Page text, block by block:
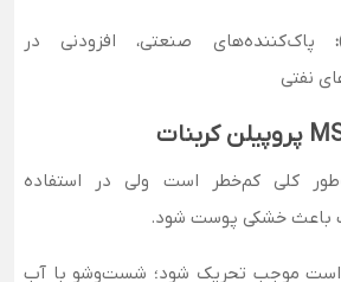
پاک‌کننده‌های صنعتی، افزودنی در
نفتی
کلی کم‌خطر است ولی در استفاده
باعث خشکی پوست شود.
موجب تحریک شود؛ شست‌وشو با آب